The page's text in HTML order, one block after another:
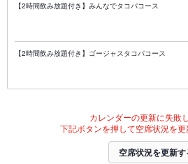
【2時間飲み放題付き】みんなでタコパコース
【2時間飲み放題付き】ゴージャスタコパコース
カレンダーの更新に失敗
下記ボタンを押して空席状況を更
空席状況を更新す